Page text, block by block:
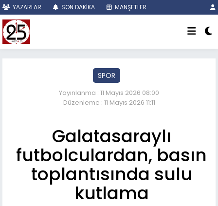
YAZARLAR SON DAKİKA MANŞETLER
SPOR
Yayınlanma : 11 Mayıs 2026 08:00
Düzenleme : 11 Mayıs 2026 11:11
Galatasaraylı
futbolculardan, basın
toplantısında sulu
kutlama